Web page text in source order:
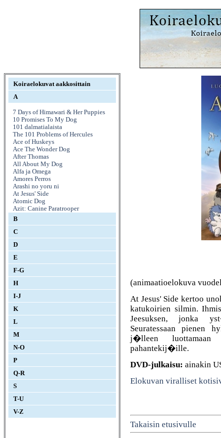
Koiraelokuvat aakkosittain
A
7 Days of Himawari & Her Puppies
10 Promises To My Dog
101 dalmatialaista
The 101 Problems of Hercules
Ace of Huskeys
Ace The Wonder Dog
After Thomas
All About My Dog
Alfa ja Omega
Amores Perros
Arashi no yoru ni
At Jesus' Side
Atomic Dog
Azit: Canine Paratrooper
B
C
D
E
F-G
H
I-J
K
L
M
N-O
P
Q-R
S
T-U
V-Z
(animaatioelokuva
At Jesus' Side kertoo
katukoirien silmin.
Jeesuksen, jonka
Seuratessaan pienen
j�lleen luottamaan
pahantekij�ille.
DVD-julkaisu: ainakin
Elokuvan viralliset
Takaisin etusivulle